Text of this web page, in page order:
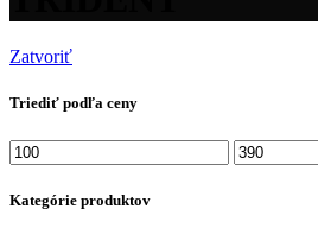
Zatvoriť
Triediť podľa ceny
Minimálna
cena
Maximálna
cena
Kategórie produktov